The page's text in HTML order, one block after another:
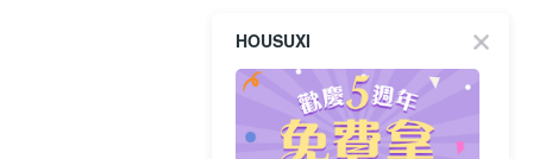
HOUSUXI